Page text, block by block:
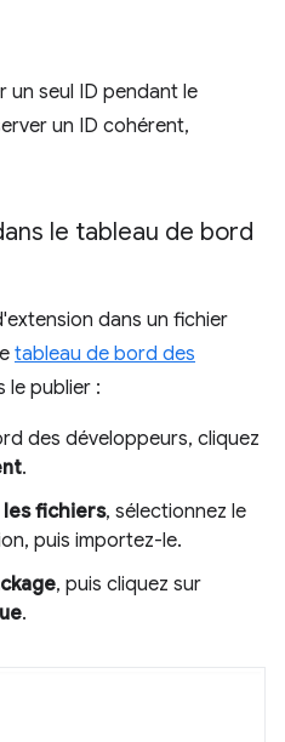
un seul ID pendant le
un ID cohérent,
le tableau de bord
dans un fichier
tableau de bord des
le publier :
des développeurs, cliquez
.
fichiers, sélectionnez le
puis importez-le.
, puis cliquez sur
.